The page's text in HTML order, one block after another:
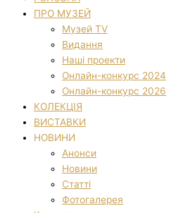
ПРО МУЗЕЙ
Музей TV
Видання
Наші проекти
Онлайн-конкурс 2024
Онлайн-конкурс 2026
КОЛЕКЦІЯ
ВИСТАВКИ
НОВИНИ
Анонси
Новини
Статті
Фотогалерея